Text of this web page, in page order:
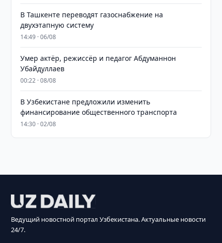
В Ташкенте переводят газоснабжение на
двухэтапную систему
14:49 · 06/08
Умер актёр, режиссёр и педагог Абдуманнон
Убайдуллаев
00:22 · 08/08
В Узбекистане предложили изменить
финансирование общественного транспорта
14:30 · 02/08
Ведущий новостной портал Узбекистана. Актуальные новости
24/7.